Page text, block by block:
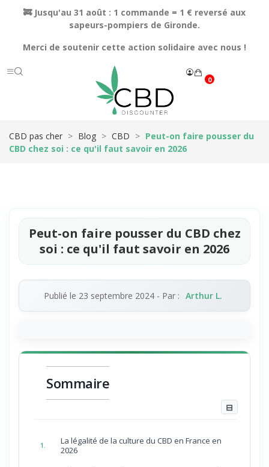
🚒 Jusqu'au 31 août : 1 commande = 1 € reversé aux
sapeurs-pompiers de Gironde.
Merci de soutenir cette action solidaire avec nous !
0
CBD pas cher Blog CBD
Peut-on faire pousser du
CBD chez soi : ce qu'il faut savoir en 2026
Peut-on faire pousser du CBD chez
soi : ce qu'il faut savoir en 2026
Publié le 23 septembre 2024- Par : Arthur L.
Sommaire
⊟
1.
La légalité de la culture du CBD en France en
2026